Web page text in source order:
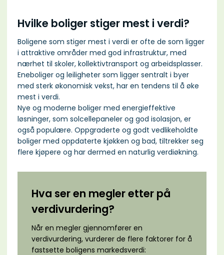
Hvilke boliger stiger mest i verdi?
Boligene som stiger mest i verdi er ofte de som ligger
i attraktive områder med god infrastruktur, med
nærhet til skoler, kollektivtransport og arbeidsplasser.
Eneboliger og leiligheter som ligger sentralt i byer
med sterk økonomisk vekst, har en tendens til å øke
mest i verdi.
Nye og moderne boliger med energieffektive
løsninger, som solcellepaneler og god isolasjon, er
også populære. Oppgraderte og godt vedlikeholdte
boliger med oppdaterte kjøkken og bad, tiltrekker seg
flere kjøpere og har dermed en naturlig verdiøkning.
Hva ser en megler etter på
verdivurdering?
Når en megler gjennomfører en
verdivurdering, vurderer de flere faktorer for å
fastsette boligens markedsverdi: